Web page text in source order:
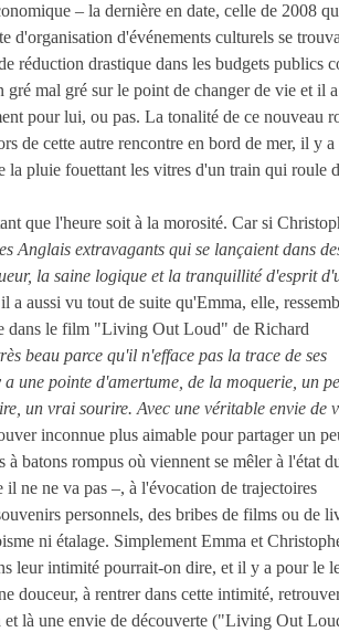
– la dernière en date, celle de 2008
d'organisation d'événements culturels se
réduction drastique dans les budgets publics
mal gré sur le point de changer de vie et il
pour lui, ou pas. La tonalité de ce nouveau
de cette autre rencontre en bord de mer, il y
la pluie fouettant les vitres d'un train qui roule
que l'heure soit à la morosité. Car si
Anglais extravagants qui se lançaient dans
la saine logique et la tranquillité d'esprit
a aussi vu tout de suite qu'Emma, elle,
dans le film "Living Out Loud" de Richard
beau parce qu'il n'efface pas la trace de ses
une pointe d'amertume, de la moquerie, un
un vrai sourire. Avec une véritable envie de
inconnue plus aimable pour partager un
à batons rompus où viennent se mêler à l'état
ne ne va pas –, à l'évocation de trajectoires
personnels, des bribes de films ou de
ni étalage. Simplement Emma et
leur intimité pourrait-on dire, et il y a pour le
douceur, à rentrer dans cette intimité,
et là une envie de découverte ("Living Out